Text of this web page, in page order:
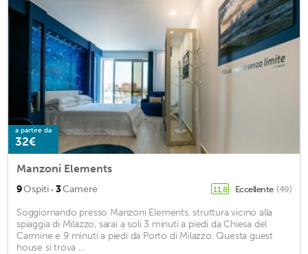
a partire da
32€
Manzoni Elements
9Ospiti · 3Camere 11,8 Eccellente (49)
Soggiornando presso Manzoni Elements, struttura vicino alla
spiaggia di Milazzo, sarai a soli 3 minuti a piedi da Chiesa del
Carmine e 9 minuti a piedi da Porto di Milazzo. Questa guest
house si trova ...